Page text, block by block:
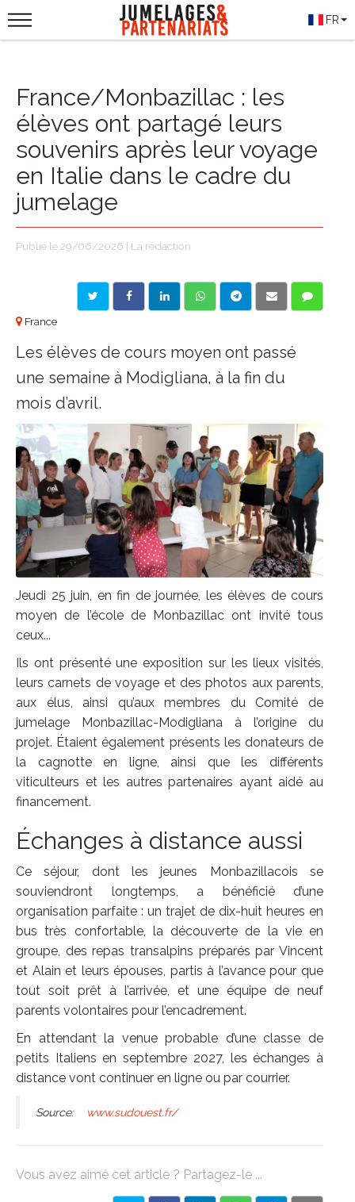
FR
France/Monbazillac : les
élèves ont partagé leurs
souvenirs après leur voyage
en Italie dans le cadre du
jumelage
Publié le 29/06/2026 | La rédaction
France
Les élèves de cours moyen ont passé
une semaine à Modigliana, à la fin du
mois d’avril.
Jeudi 25 juin, en fin de journée, les élèves de cours
moyen de l’école de Monbazillac ont invité tous
ceux...
Ils ont présenté une exposition sur les lieux visités,
leurs carnets de voyage et des photos aux parents,
aux élus, ainsi qu’aux membres du Comité de
jumelage Monbazillac-Modigliana à l’origine du
projet. Étaient également présents les donateurs de
la cagnotte en ligne, ainsi que les différents
viticulteurs et les autres partenaires ayant aidé au
financement.
Échanges à distance aussi
Ce séjour, dont les jeunes Monbazillacois se
souviendront longtemps, a bénéficié d’une
organisation parfaite : un trajet de dix-huit heures en
bus très confortable, la découverte de la vie en
groupe, des repas transalpins préparés par Vincent
et Alain et leurs épouses, partis à l’avance pour que
tout soit prêt à l’arrivée, et une équipe de neuf
parents volontaires pour l’encadrement.
En attendant la venue probable d’une classe de
petits Italiens en septembre 2027, les échanges à
distance vont continuer en ligne ou par courrier.
Source: www.sudouest.fr/
Vous avez aimé cet article ? Partagez-le ...